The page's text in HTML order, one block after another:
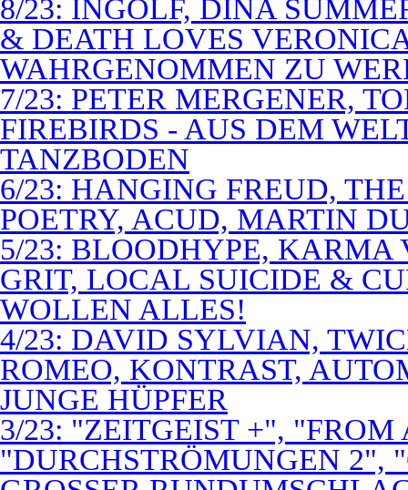
8/23: INGOLF, DINA
& DEATH LOVES
WAHRGENOMMEN ZU
7/23: PETER MERGENER,
FIREBIRDS - AUS DEM
TANZBODEN
6/23: HANGING FREUD,
POETRY, ACUD, MARTIN
5/23: BLOODHYPE, KARMA
GRIT, LOCAL SUICIDE &
WOLLEN ALLES!
4/23: DAVID SYLVIAN,
ROMEO, KONTRAST,
JUNGE HÜPFER
3/23: "ZEITGEIST +", "FROM
"DURCHSTRÖMUNGEN 2",